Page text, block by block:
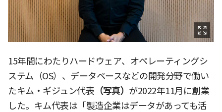
15年間にわたりハードウェア、オペレーティングシ
ステム（OS）、データベースなどの開発分野で働い
たキム・ギジュン代表 （写真） が2022年11月に創業
した。キム代表は「製造企業はデータがあっても活